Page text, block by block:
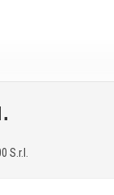
S.r.l.